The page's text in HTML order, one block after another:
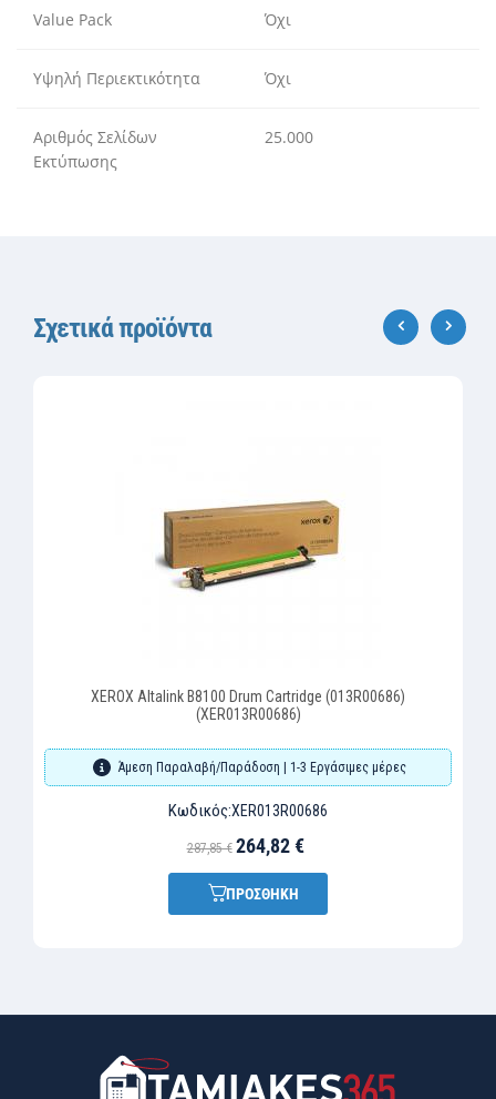
Value Pack Όχι
Υψηλή Περιεκτικότητα Όχι
Αριθμός Σελίδων
Εκτύπωσης
25.000
Σχετικά προϊόντα
XEROX Altalink B8100 Drum Cartridge (013R00686)
(XER013R00686)
Άμεση Παραλαβή/Παράδοση | 1-3 Εργάσιμες μέρες
Κωδικός:XER013R00686
287,85 € 264,82 €
ΠΡΟΣΘΗΚΗ